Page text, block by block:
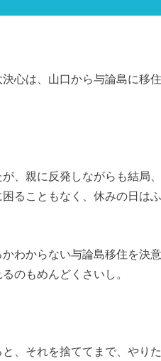
心は、山口から与論島に移
、親に反発しながらも結局
ることもなく、休みの日は
わからない与論島移住を決
のもめんどくさいし。
、それを捨ててまで、やり